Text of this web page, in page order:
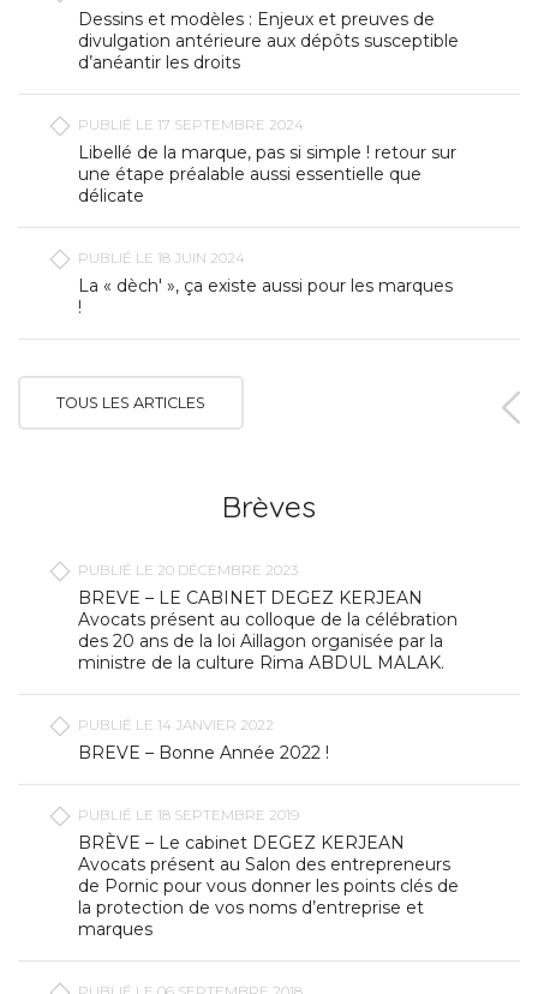
Dessins et modèles : Enjeux et preuves de
divulgation antérieure aux dépôts susceptible
d’anéantir les droits
PUBLIÉ LE 17 SEPTEMBRE 2024
Libellé de la marque, pas si simple ! retour sur
une étape préalable aussi essentielle que
délicate
PUBLIÉ LE 18 JUIN 2024
La « dèch' », ça existe aussi pour les marques
!
TOUS LES ARTICLES
Brèves
PUBLIÉ LE 20 DÉCEMBRE 2023
BREVE – LE CABINET DEGEZ KERJEAN
Avocats présent au colloque de la célébration
des 20 ans de la loi Aillagon organisée par la
ministre de la culture Rima ABDUL MALAK.
PUBLIÉ LE 14 JANVIER 2022
BREVE – Bonne Année 2022 !
PUBLIÉ LE 18 SEPTEMBRE 2019
BRÈVE – Le cabinet DEGEZ KERJEAN
Avocats présent au Salon des entrepreneurs
de Pornic pour vous donner les points clés de
la protection de vos noms d’entreprise et
marques